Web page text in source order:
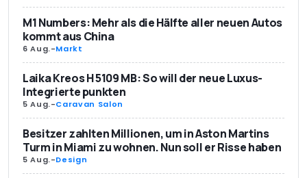
M1 Numbers: Mehr als die Hälfte aller neuen Autos
kommt aus China
6 Aug.-Markt
Laika Kreos H 5109 MB: So will der neue Luxus-
Integrierte punkten
5 Aug.-Caravan Salon
Besitzer zahlten Millionen, um in Aston Martins
Turm in Miami zu wohnen. Nun soll er Risse haben
5 Aug.-Design